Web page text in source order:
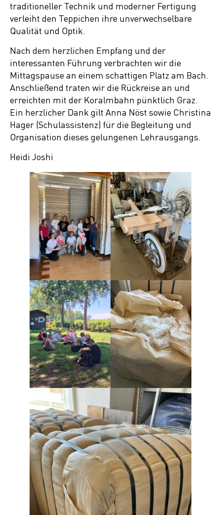
traditioneller Technik und moderner Fertigung
verleiht den Teppichen ihre unverwechselbare
Qualität und Optik.
Nach dem herzlichen Empfang und der
interessanten Führung verbrachten wir die
Mittagspause an einem schattigen Platz am Bach.
Anschließend traten wir die Rückreise an und
erreichten mit der Koralmbahn pünktlich Graz.
Ein herzlicher Dank gilt Anna Nöst sowie Christina
Hager (Schulassistenz) für die Begleitung und
Organisation dieses gelungenen Lehrausgangs.
Heidi Joshi